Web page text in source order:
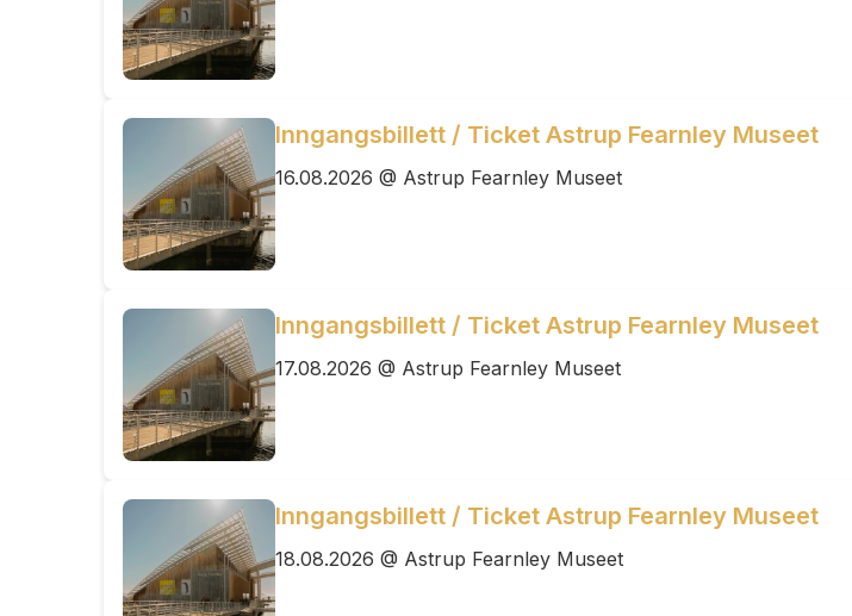
Inngangsbillett / Ticket Astrup Fearnley Museet
16.08.2026 @ Astrup Fearnley Museet
Inngangsbillett / Ticket Astrup Fearnley Museet
17.08.2026 @ Astrup Fearnley Museet
Inngangsbillett / Ticket Astrup Fearnley Museet
18.08.2026 @ Astrup Fearnley Museet